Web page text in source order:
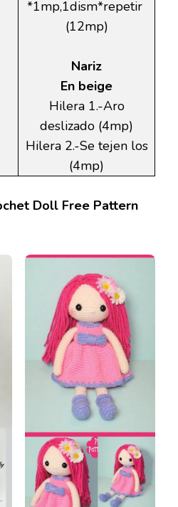
*1mp,1dism*repetir
(12mp)
Nariz
En beige
Hilera 1.-Aro
deslizado (4mp)
Hilera 2.-Se tejen los
(4mp)
Doll Free Pattern